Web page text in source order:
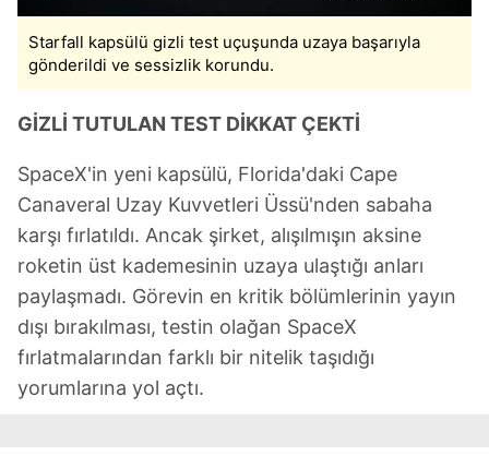
Starfall kapsülü gizli test uçuşunda uzaya başarıyla
gönderildi ve sessizlik korundu.
GİZLİ TUTULAN TEST DİKKAT ÇEKTİ
SpaceX'in yeni kapsülü, Florida'daki Cape
Canaveral Uzay Kuvvetleri Üssü'nden sabaha
karşı fırlatıldı. Ancak şirket, alışılmışın aksine
roketin üst kademesinin uzaya ulaştığı anları
paylaşmadı. Görevin en kritik bölümlerinin yayın
dışı bırakılması, testin olağan SpaceX
fırlatmalarından farklı bir nitelik taşıdığı
yorumlarına yol açtı.